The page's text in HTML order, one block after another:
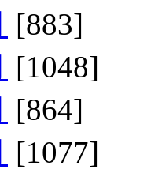
[883]
[1048]
[864]
[1077]